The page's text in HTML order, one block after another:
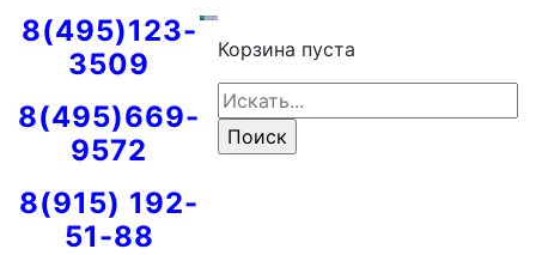
8(495)123-
3509
8(495)669-
9572
8(915) 192-
51-88
Корзина пуста